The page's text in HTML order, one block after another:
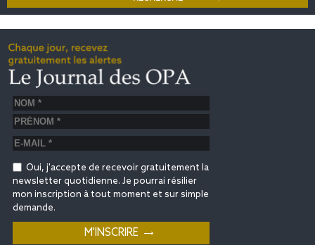
Oui, j'accepte de recevoir gratuitement la
newsletter quotidienne. Je pourrai résilier
mon inscription à tout moment et sur simple
demande.